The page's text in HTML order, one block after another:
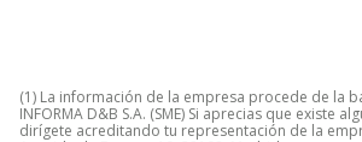
(1) La información de la empresa procede de la
INFORMA D&B S.A. (SME) Si aprecias que existe
dirígete acreditando tu representación de la